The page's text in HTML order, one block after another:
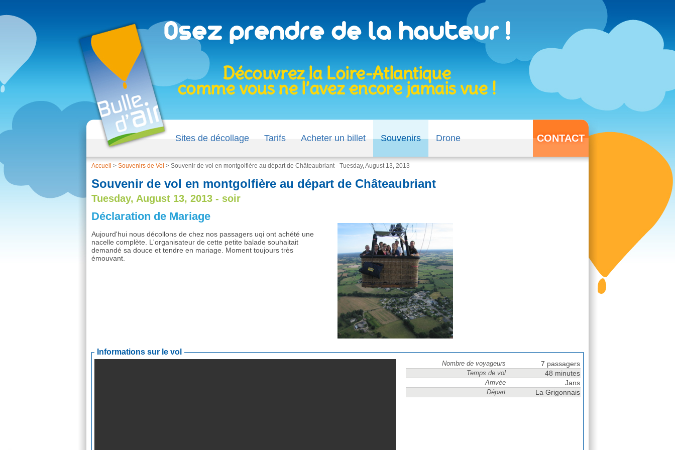
Sites de décollage Tarifs Acheter un billet Souvenirs Drone CONTACT
Accueil > Souvenirs de Vol > Souvenir de vol en montgolfière au départ de Châteaubriant - Tuesday, August 13, 2013
Souvenir de vol en montgolfière au départ de Châteaubriant
Tuesday, August 13, 2013 - soir
Déclaration de Mariage
Aujourd'hui nous décollons de chez nos passagers uqi ont achété une
nacelle complète. L'organisateur de cette petite balade souhaitait
demandé sa douce et tendre en mariage. Moment toujours très
émouvant.
Informations sur le vol
Nombre de voyageurs 7 passagers
Temps de vol 48 minutes
Arrivée Jans
Départ La Grigonnais